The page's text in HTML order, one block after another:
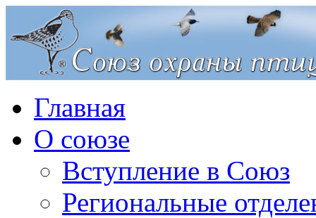
Главная
О союзе
Вступление в Союз
Региональные